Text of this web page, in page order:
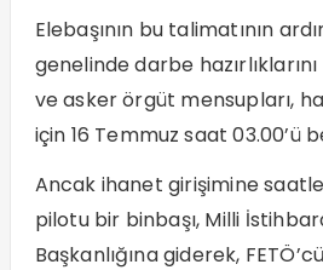
Elebaşının bu talimatının
genelinde darbe
ve asker örgüt mensupları,
için 16 Temmuz saat 03.00’ü
Ancak ihanet girişimine
pilotu bir binbaşı, Milli
Başkanlığına giderek,